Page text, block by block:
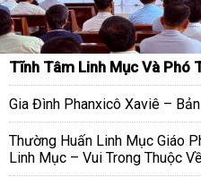
Tĩnh Tâm Linh Mục Và Phó
Gia Đình Phanxicô Xaviê –
Thường Huấn Linh Mục Giáo
Linh Mục – Vui Trong Thuộc